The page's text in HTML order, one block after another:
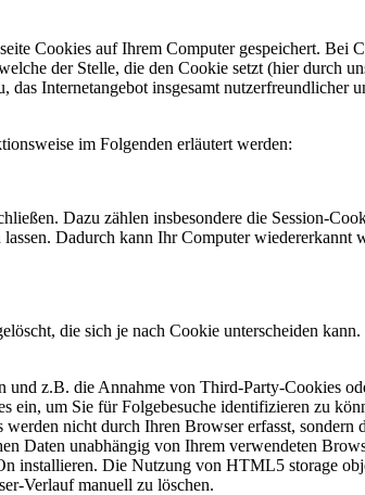
Cookies auf Ihrem Computer gespeichert. Bei
der Stelle, die den Cookie setzt (hier durch
Internetangebot insgesamt
im Folgenden erläutert werden:
Dazu zählen insbesondere die Session-
Dadurch kann Ihr Computer
die sich je nach Cookie unterscheiden
z.B. die Annahme von Third-Party-Cookies
ein, um Sie für Folgebesuche identifizieren zu
nicht durch Ihren Browser erfasst,
Daten unabhängig von Ihrem verwendeten
installieren. Die Nutzung von HTML5 storage
Verlauf manuell zu löschen.